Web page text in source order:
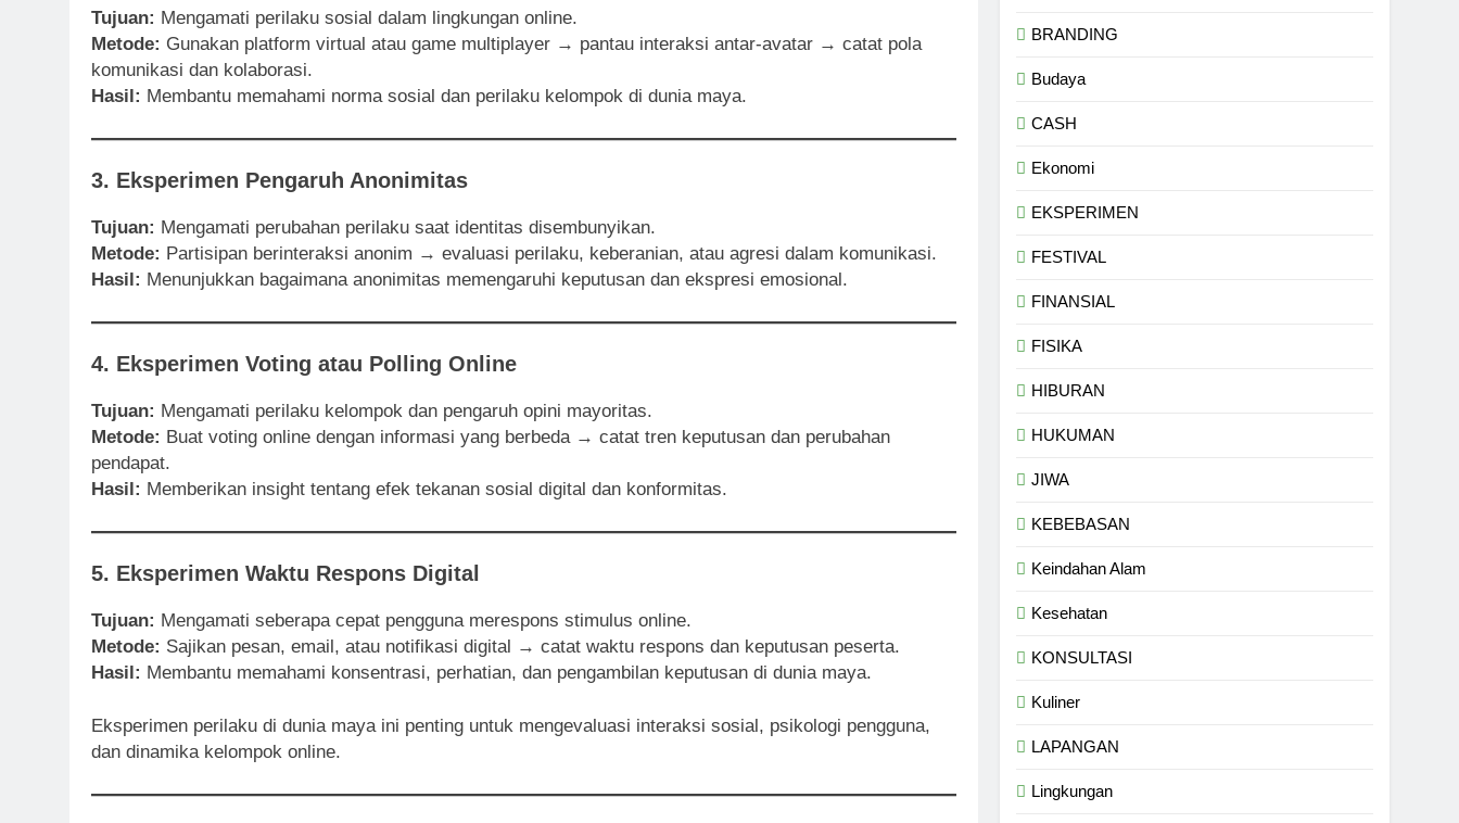
Tujuan: Mengamati perilaku sosial dalam lingkungan online.
Metode: Gunakan platform virtual atau game multiplayer → pantau interaksi antar-avatar → catat pola
komunikasi dan kolaborasi.
Hasil: Membantu memahami norma sosial dan perilaku kelompok di dunia maya.
3. Eksperimen Pengaruh Anonimitas
Tujuan: Mengamati perubahan perilaku saat identitas disembunyikan.
Metode: Partisipan berinteraksi anonim → evaluasi perilaku, keberanian, atau agresi dalam komunikasi.
Hasil: Menunjukkan bagaimana anonimitas memengaruhi keputusan dan ekspresi emosional.
4. Eksperimen Voting atau Polling Online
Tujuan: Mengamati perilaku kelompok dan pengaruh opini mayoritas.
Metode: Buat voting online dengan informasi yang berbeda → catat tren keputusan dan perubahan
pendapat.
Hasil: Memberikan insight tentang efek tekanan sosial digital dan konformitas.
5. Eksperimen Waktu Respons Digital
Tujuan: Mengamati seberapa cepat pengguna merespons stimulus online.
Metode: Sajikan pesan, email, atau notifikasi digital → catat waktu respons dan keputusan peserta.
Hasil: Membantu memahami konsentrasi, perhatian, dan pengambilan keputusan di dunia maya.
Eksperimen perilaku di dunia maya ini penting untuk mengevaluasi interaksi sosial, psikologi pengguna,
dan dinamika kelompok online.
BRANDING
Budaya
CASH
Ekonomi
EKSPERIMEN
FESTIVAL
FINANSIAL
FISIKA
HIBURAN
HUKUMAN
JIWA
KEBEBASAN
Keindahan Alam
Kesehatan
KONSULTASI
Kuliner
LAPANGAN
Lingkungan